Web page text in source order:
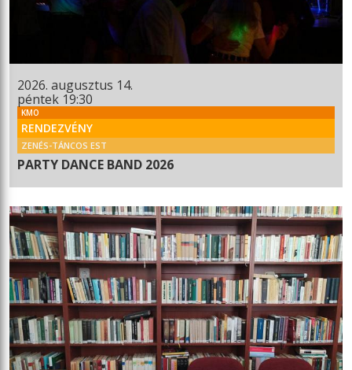
2026. augusztus 14.
péntek 19:30
KMO
RENDEZVÉNY
ZENÉS-TÁNCOS EST
PARTY DANCE BAND 2026